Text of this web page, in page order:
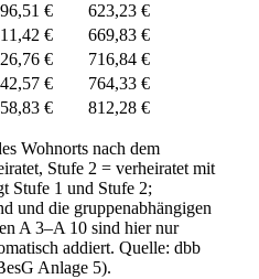
€
623,23 €
€
669,83 €
€
716,84 €
€
764,33 €
€ 812,28 €
Wohnorts nach dem
Stufe 2 = verheiratet mit
Stufe 1 und Stufe 2;
und die gruppenabhängigen
A 3–A 10 sind hier nur
addiert. Quelle: dbb
Anlage 5).